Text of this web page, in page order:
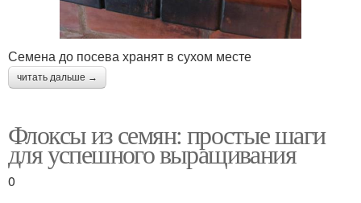
Семена до посева хранят в сухом месте
читать дальше →
Флоксы из семян: простые шаги
для успешного выращивания
0